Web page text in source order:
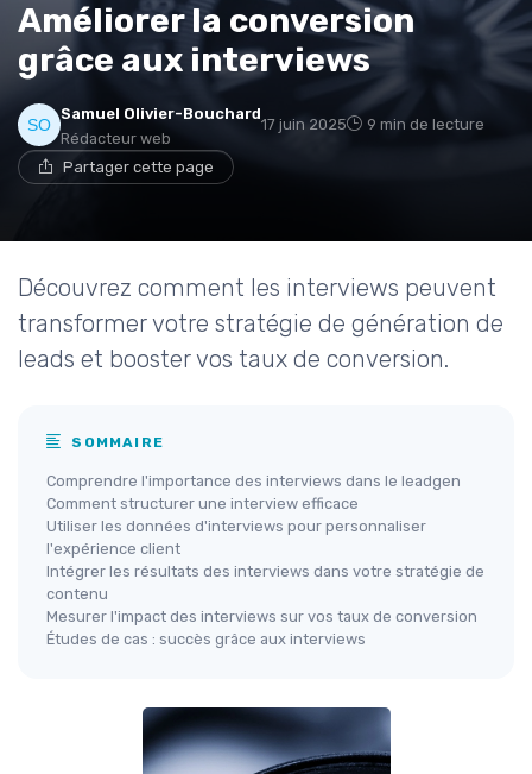
Améliorer la conversion
grâce aux interviews
Samuel Olivier-Bouchard
Rédacteur web
17 juin 2025 9 min de lecture
Partager cette page
Découvrez comment les interviews peuvent
transformer votre stratégie de génération de
leads et booster vos taux de conversion.
SOMMAIRE
Comprendre l'importance des interviews dans le leadgen
Comment structurer une interview efficace
Utiliser les données d'interviews pour personnaliser
l'expérience client
Intégrer les résultats des interviews dans votre stratégie de
contenu
Mesurer l'impact des interviews sur vos taux de conversion
Études de cas : succès grâce aux interviews